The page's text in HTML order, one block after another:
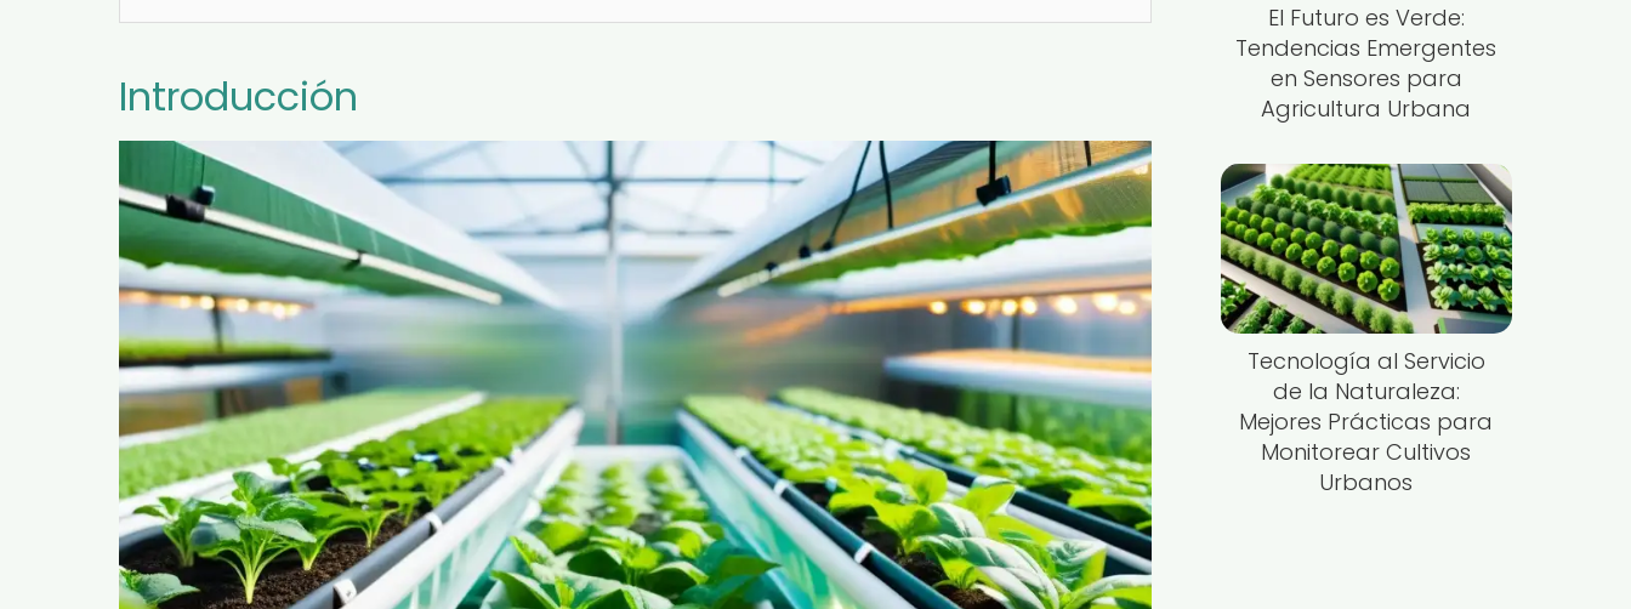
Introducción
El Futuro es Verde:
Tendencias Emergentes
en Sensores para
Agricultura Urbana
Tecnología al Servicio
de la Naturaleza:
Mejores Prácticas para
Monitorear Cultivos
Urbanos